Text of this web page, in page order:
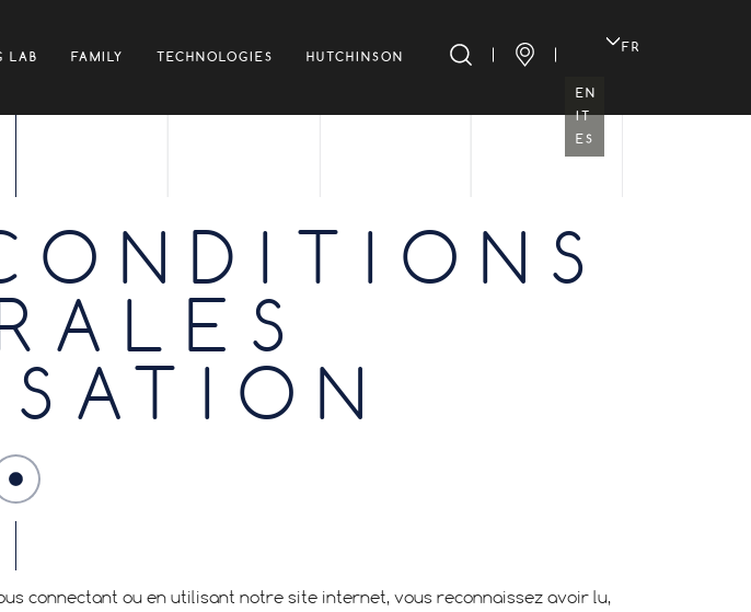
LAB FAMILY TECHNOLOGIES HUTCHINSON
FR
EN
IT
ES
connectant ou en utilisant notre site internet, vous reconnaissez avoir lu,